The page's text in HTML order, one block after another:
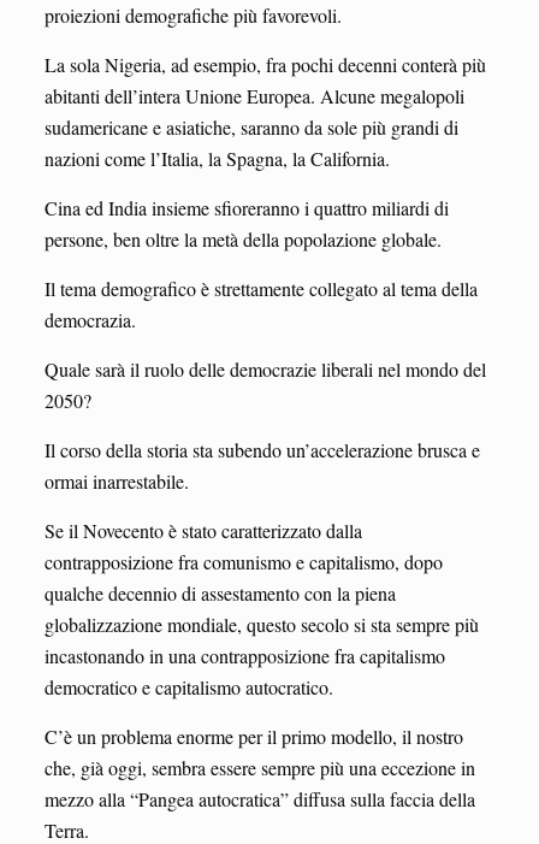
proiezioni demografiche più favorevoli.
La sola Nigeria, ad esempio, fra pochi decenni conterà più
abitanti dell’intera Unione Europea. Alcune megalopoli
sudamericane e asiatiche, saranno da sole più grandi di
nazioni come l’Italia, la Spagna, la California.
Cina ed India insieme sfioreranno i quattro miliardi di
persone, ben oltre la metà della popolazione globale.
Il tema demografico è strettamente collegato al tema della
democrazia.
Quale sarà il ruolo delle democrazie liberali nel mondo del
2050?
Il corso della storia sta subendo un’accelerazione brusca e
ormai inarrestabile.
Se il Novecento è stato caratterizzato dalla
contrapposizione fra comunismo e capitalismo, dopo
qualche decennio di assestamento con la piena
globalizzazione mondiale, questo secolo si sta sempre più
incastonando in una contrapposizione fra capitalismo
democratico e capitalismo autocratico.
C’è un problema enorme per il primo modello, il nostro
che, già oggi, sembra essere sempre più una eccezione in
mezzo alla “Pangea autocratica” diffusa sulla faccia della
Terra.